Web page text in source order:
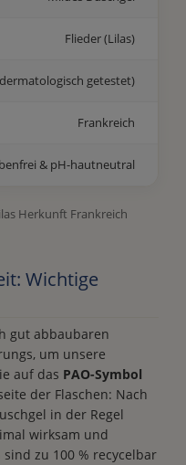
Flieder (Lilas)
getestet)
Frankreich
& pH-hautneutral
Herkunft Frankreich
Wichtige
gut abbaubaren
um unsere
auf das PAO-Symbol
der Flaschen: Nach
in der Regel
wirksam und
zu 100 % recycelbar